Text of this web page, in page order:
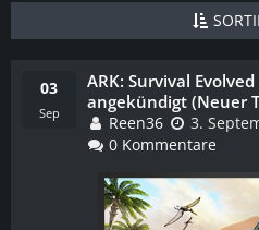
03
Sep
ARK: Survival
angekündigt (Neuer
Reen36 3.
0 Kommentare